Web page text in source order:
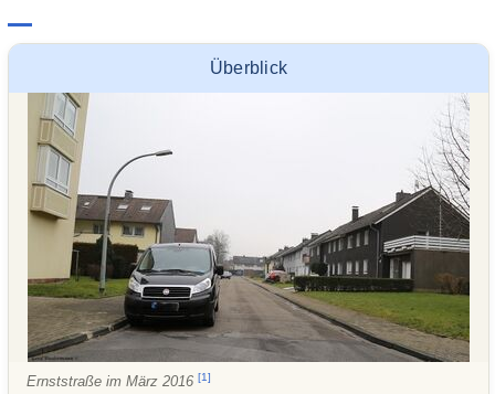
Überblick
Ernststraße im März 2016 [1]